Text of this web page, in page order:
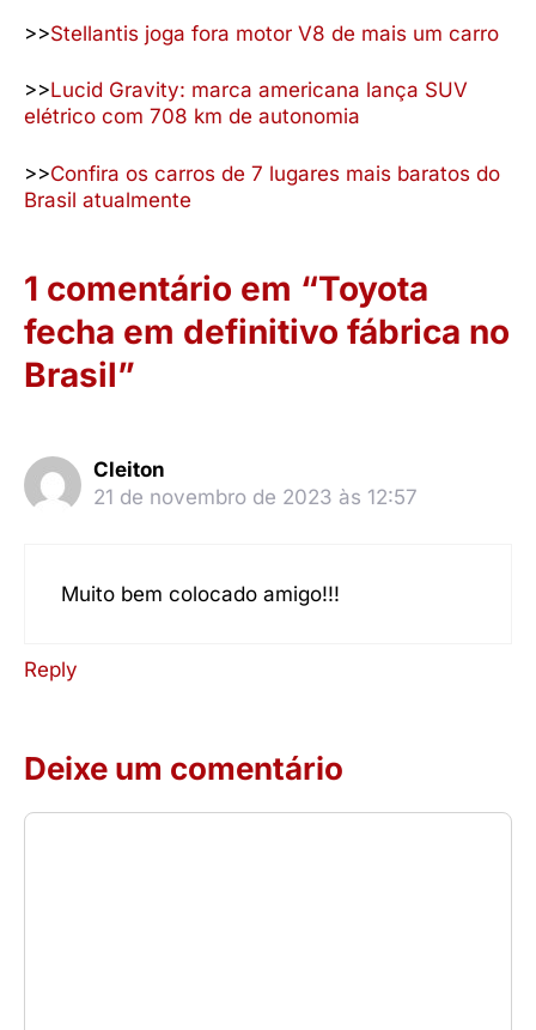
>>Stellantis joga fora motor V8 de mais um carro
>>Lucid Gravity: marca americana lança SUV
elétrico com 708 km de autonomia
>>Confira os carros de 7 lugares mais baratos do
Brasil atualmente
1 comentário em “Toyota
fecha em definitivo fábrica no
Brasil”
Cleiton
21 de novembro de 2023 às 12:57
Muito bem colocado amigo!!!
Reply
Deixe um comentário
Comentário